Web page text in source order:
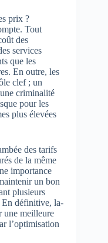
prix ?
Tout
des
services
que les
En outre, les
clef ; un
criminalité
pour les
plus élevées
des tarifs
de la même
importance
un bon
plusieurs
En définitive, la-
une meilleure
l’optimisation